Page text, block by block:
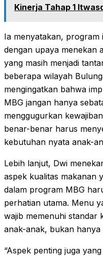
Kinerja Tahap 1
Ia menyatakan, program
dengan upaya menekan
yang masih menjadi
beberapa wilayah
mengingatkan bahwa
MBG jangan hanya
menggugurkan
benar-benar harus
kebutuhan nyata anak-
Lebih lanjut, Dwi
aspek kualitas makanan
dalam program MBG
perhatian utama. Menu
wajib memenuhi standar
anak-anak, bukan hanya
“Aspek penting juga